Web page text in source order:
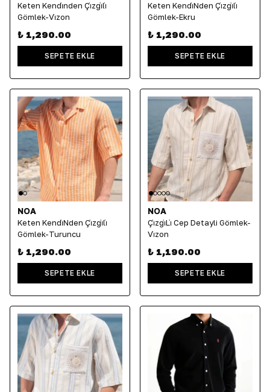
Keten Kendi̇nden Çi̇zgi̇li̇
Gömlek-Vi̇zon
₺ 1,290.00
SEPETE EKLE
Keten Kendi̇Nden Çi̇zgi̇li̇
Gömlek-Ekru
₺ 1,290.00
SEPETE EKLE
NOA
Keten Kendi̇Nden Çi̇zgi̇li̇
Gömlek-Turuncu
₺ 1,290.00
SEPETE EKLE
NOA
Çi̇zgi̇Li̇ Cep Detayli Gömlek-
Vi̇zon
₺ 1,190.00
SEPETE EKLE